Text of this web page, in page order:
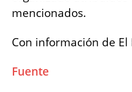
mencionados.
Con información de El
Fuente